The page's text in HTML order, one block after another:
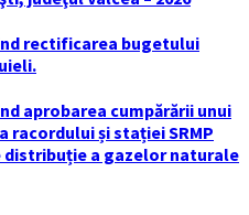
rectificarea bugetului
aprobarea cumpărării unui
racordului și stației SRMP
distribuție a gazelor naturale